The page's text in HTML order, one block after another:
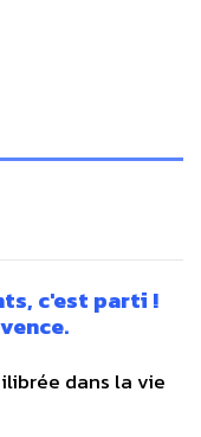
c'est parti !
dans la vie